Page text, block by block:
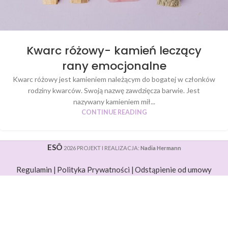
Kwarc różowy- kamień leczący
rany emocjonalne
Kwarc różowy jest kamieniem należącym do bogatej w członków
rodziny kwarców. Swoją nazwę zawdzięcza barwie. Jest
nazywany kamieniem mił...
CONTINUE READING
ESÔ 2026 PROJEKT I REALIZACJA: Nadia Hermann
Regulamin | Polityka Prywatności | Odstąpienie od umowy